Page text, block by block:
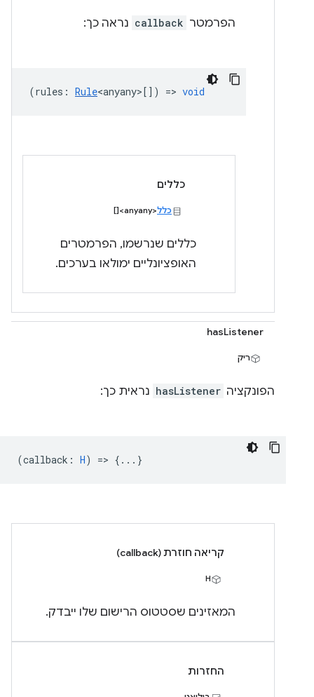
הפרמטר callback נראה כך:
(rules : Rule<anyany> []) => void
כללים
כלל<anyany>[]
כללים שנרשמו, הפרמטרים
האופציונליים ימולאו בערכים.
hasListener
ריק
הפונקציה hasListener נראית כך:
(callback : H) => {...}
קריאה חוזרת (callback)
H
המאזינים שסטטוס הרישום שלו ייבדק.
החזרות